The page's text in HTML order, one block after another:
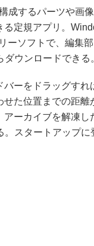
するパーツや画
る定規アプリ。
ーソフトで、編集
ウンロードできる
ーをドラッグすれ
た位置までの距離
ーカイブを解凍し
スタートアップに